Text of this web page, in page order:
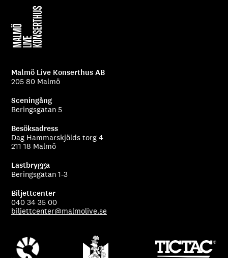
Malmö Live Konserthus AB
205 80 Malmö
Sceningång
Beringsgatan 5
Besöksadress
Dag Hammarskjölds torg 4
211 18 Malmö
Lastbrygga
Beringsgatan 1-3
Biljettcenter
040 34 35 00
biljettcenter@malmolive.se